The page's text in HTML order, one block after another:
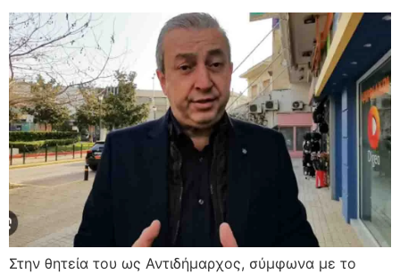
Στην θητεία του ως Αντιδήμαρχος, σύμφωνα με το